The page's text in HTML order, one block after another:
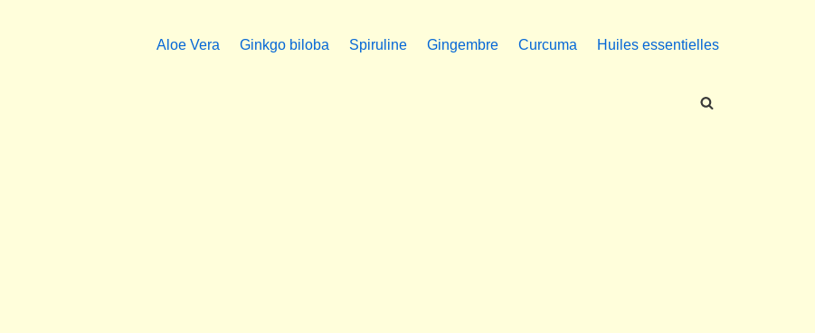
Aloe Vera Ginkgo biloba Spiruline Gingembre Curcuma Huiles essentielles